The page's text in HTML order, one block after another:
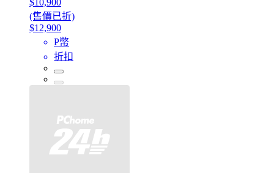
$10,900
(售價已折)
$12,900
P幣
折扣